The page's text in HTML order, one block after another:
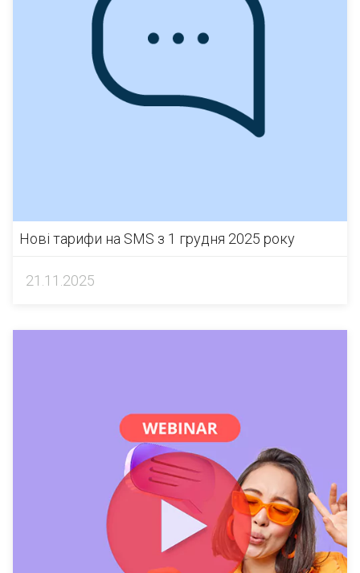
Нові тарифи на SMS з 1 грудня 2025 року
21.11.2025